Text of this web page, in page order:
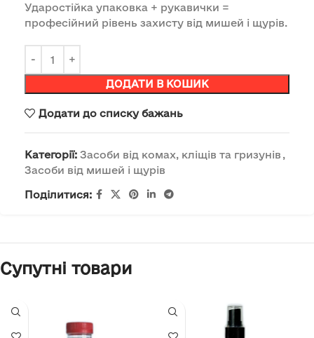
Ударостійка упаковка + рукавички =
професійний рівень захисту від мишей і щурів.
ДОДАТИ В КОШИК
Додати до списку бажань
Категорії: Засоби від комах, кліщів та гризунів ,
Засоби від мишей і щурів
Поділитися:
Супутні товари